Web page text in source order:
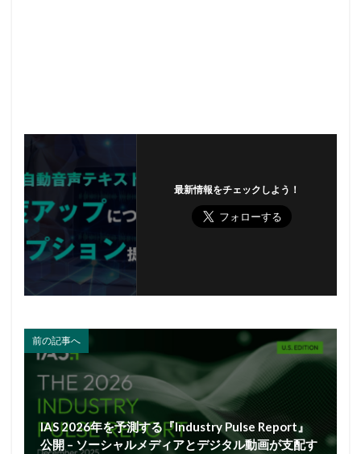
最新情報をチェックしよう！
前の記事へ
IAS 2026年を予測する『Industry Pulse Report』
公開 – ソーシャルメディアとデジタル動画が支配す